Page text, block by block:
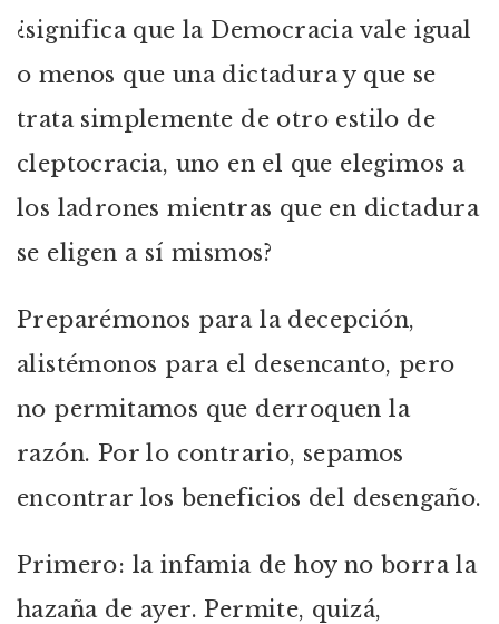
¿significa que la Democracia vale igual
o menos que una dictadura y que se
trata simplemente de otro estilo de
cleptocracia, uno en el que elegimos a
los ladrones mientras que en dictadura
se eligen a sí mismos?
Preparémonos para la decepción,
alistémonos para el desencanto, pero
no permitamos que derroquen la
razón. Por lo contrario, sepamos
encontrar los beneficios del desengaño.
Primero: la infamia de hoy no borra la
hazaña de ayer. Permite, quizá,